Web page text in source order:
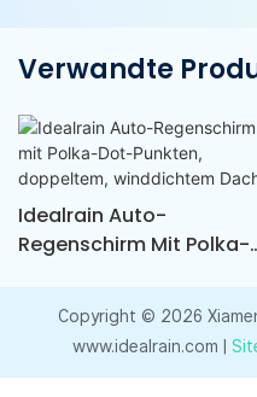
Verwandte
Idealrain Auto-
Regenschirm Mit Polka-
Doppeltem,
Winddichtem Dach
Copyright © 2026
www.idealrain.com |